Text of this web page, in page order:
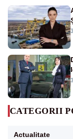
CATEGORII
Actualitate